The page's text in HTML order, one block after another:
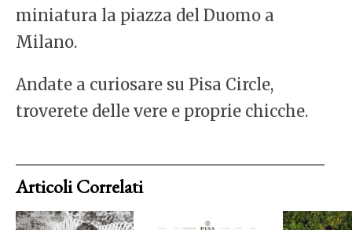
miniatura la piazza del Duomo a
Milano.
Andate a curiosare su Pisa Circle,
troverete delle vere e proprie chicche.
Articoli Correlati